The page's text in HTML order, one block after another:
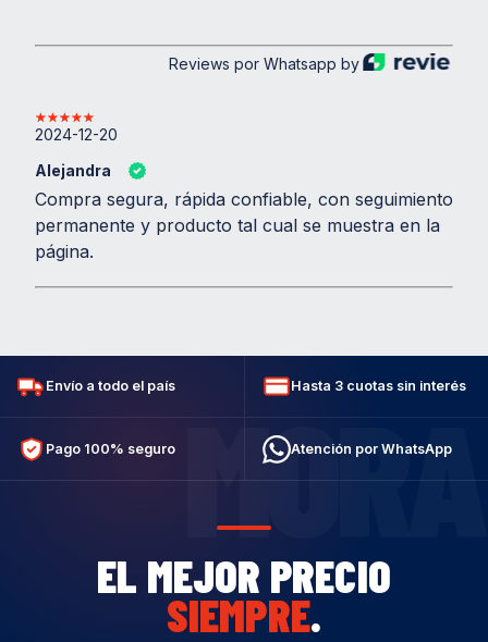
Reviews por Whatsapp by
2024-12-20
Alejandra
Compra segura, rápida confiable, con seguimiento
permanente y producto tal cual se muestra en la
página.
MORA
Envío a todo el país Hasta 3 cuotas sin interés
Pago 100% seguro Atención por WhatsApp
EL MEJOR PRECIO
SIEMPRE.